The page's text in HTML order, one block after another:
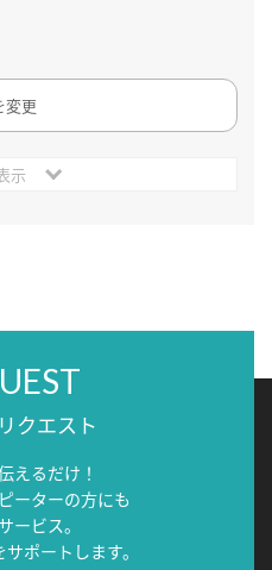
変更
示
クエスト
えるだけ！
ーターの方にも
ービス。
ポートします。